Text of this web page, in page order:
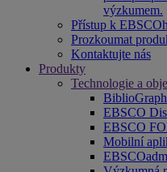
výzkumem.
Přístup k
Prozkoumat
Kontaktujte nás
Produkty
Technologie a
BiblioGraph
EBSCO
EBSCO
Mobilní